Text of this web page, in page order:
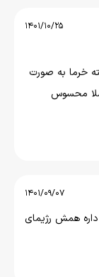
1401/10/25
خرما به صورت
محسوس
1401/09/07
همش رژیمای